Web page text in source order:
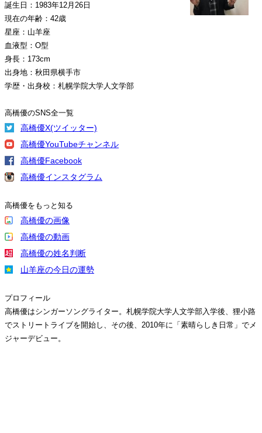
誕生日：1983年12月26日
現在の年齢：42歳
星座：山羊座
血液型：O型
身長：173cm
出身地：秋田県横手市
学歴・出身校：札幌学院大学人文学部
高橋優のSNS全一覧
高橋優X(ツイッター)
高橋優YouTubeチャンネル
高橋優Facebook
高橋優インスタグラム
高橋優をもっと知る
高橋優の画像
高橋優の動画
高橋優の姓名判断
山羊座の今日の運勢
プロフィール
高橋優はシンガーソングライター。札幌学院大学人文学部入学後、狸小路
でストリートライブを開始し、その後、2010年に「素晴らしき日常」でメ
ジャーデビュー。